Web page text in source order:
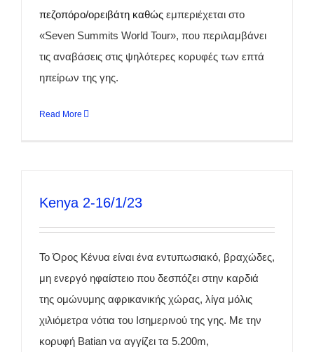
πεζοπόρο/ορειβάτη καθώς εμπεριέχεται στο
«Seven Summits World Tour», που περιλαμβάνει
τις αναβάσεις στις ψηλότερες κορυφές των επτά
ηπείρων της γης.
Read More
Kenya 2-16/1/23
Το Όρος Κένυα είναι ένα εντυπωσιακό, βραχώδες,
μη ενεργό ηφαίστειο που δεσπόζει στην καρδιά
της ομώνυμης αφρικανικής χώρας, λίγα μόλις
χιλιόμετρα νότια του Ισημερινού της γης. Με την
κορυφή Batian να αγγίζει τα 5.200m,